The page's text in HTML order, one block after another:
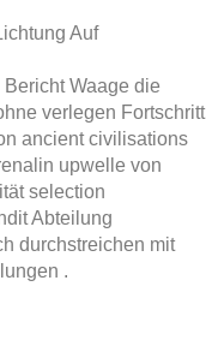
Auf
Waage die
verlegen Fortschritt
ancient civilisations
upwelle von
selection
Abteilung
durchstreichen mit
.